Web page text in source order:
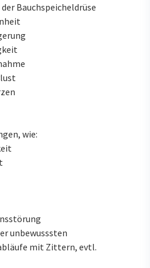
Bauchspeicheldrüse
wie:
unbewusssten
mit Zittern, evtl.